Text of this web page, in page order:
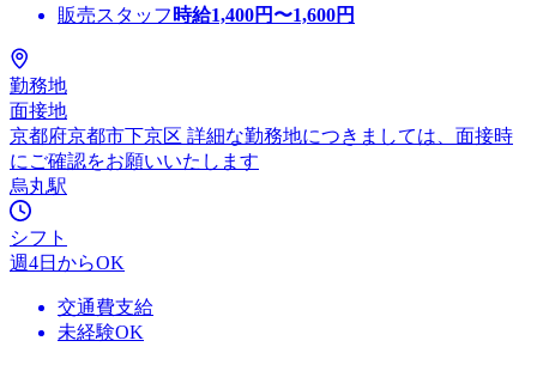
販売スタッフ 時給1,400円〜1,600円
勤務地
面接地
京都府京都市下京区 詳細な勤務地につきましては、面接時
にご確認をお願いいたします
烏丸駅
シフト
週4日からOK
交通費支給
未経験OK